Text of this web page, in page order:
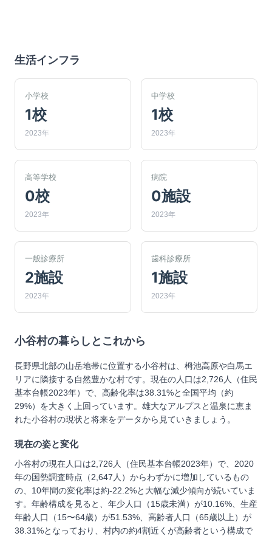
生活インフラ
小学校
1校
2023年
中学校
1校
2023年
高等学校
0校
2023年
病院
0施設
2023年
一般診療所
2施設
2023年
歯科診療所
1施設
2023年
小谷村の暮らしとこれから
長野県北部の山岳地帯に位置する小谷村は、栂池高原や白馬エ
リアに隣接する自然豊かな村です。現在の人口は2,726人（住民
基本台帳2023年）で、高齢化率は38.31%と全国平均（約
29%）を大きく上回っています。雄大なアルプスと温泉に恵ま
れた小谷村の現状と将来をデータから見ていきましょう。
現在の姿と変化
小谷村の現在人口は2,726人（住民基本台帳2023年）で、2020
年の国勢調査時点（2,647人）からわずかに増加しているもの
の、10年間の変化率は約-22.2%と大幅な減少傾向が続いていま
す。年齢構成を見ると、年少人口（15歳未満）が10.16%、生産
年齢人口（15〜64歳）が51.53%、高齢者人口（65歳以上）が
38.31%となっており、村内の約4割近くが高齢者という構成で